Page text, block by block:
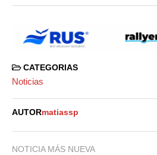
CATEGORIAS
Noticias
AUTORmatiassp
NOTICIA MÁS NUEVA